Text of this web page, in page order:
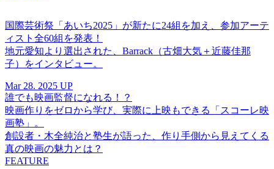
国際芸術祭「あいち2025」が新たに24組を加え、参加アーテ
ィスト全60組を発表！
地元愛知より選出された、Barrack（古畑大気＋近藤佳那
子）をインタビュー。
Mar 28. 2025 UP
誰でも映画監督になれる！？
映画作りをゼロから学び、実際に上映もできる「スコーレ映
画塾」。
創設者・木全純治と塾生が語った、作り手側から見えてくる
真の映画の魅力とは？
FEATURE